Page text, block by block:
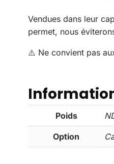
Vendues dans leur
permet, nous
⚠️ Ne convient pas
Poids
Option